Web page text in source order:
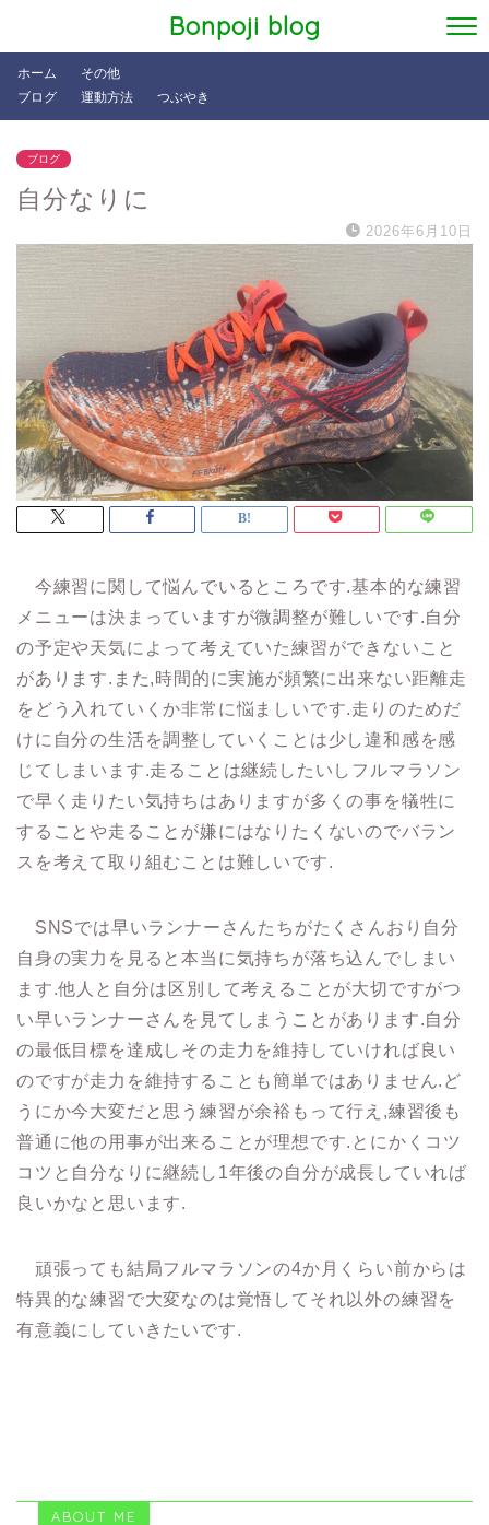
Bonpoji blog
ホーム
ブログ
その他
運動方法
つぶやき
ブログ
自分なりに
2026年6月10日
今練習に関して悩んでいるところです.基本的な練習
メニューは決まっていますが微調整が難しいです.自分
の予定や天気によって考えていた練習ができないこと
があります.また,時間的に実施が頻繁に出来ない距離走
をどう入れていくか非常に悩ましいです.走りのためだ
けに自分の生活を調整していくことは少し違和感を感
じてしまいます.走ることは継続したいしフルマラソン
で早く走りたい気持ちはありますが多くの事を犠牲に
することや走ることが嫌にはなりたくないのでバラン
スを考えて取り組むことは難しいです.
SNSでは早いランナーさんたちがたくさんおり自分
自身の実力を見ると本当に気持ちが落ち込んでしまい
ます.他人と自分は区別して考えることが大切ですがつ
い早いランナーさんを見てしまうことがあります.自分
の最低目標を達成しその走力を維持していければ良い
のですが走力を維持することも簡単ではありません.ど
うにか今大変だと思う練習が余裕もって行え,練習後も
普通に他の用事が出来ることが理想です.とにかくコツ
コツと自分なりに継続し1年後の自分が成長していれば
良いかなと思います.
頑張っても結局フルマラソンの4か月くらい前からは
特異的な練習で大変なのは覚悟してそれ以外の練習を
有意義にしていきたいです.
ABOUT ME